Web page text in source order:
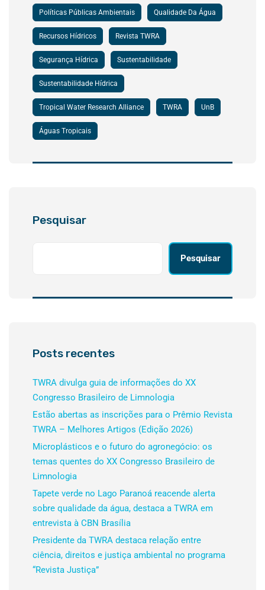
Políticas Públicas Ambientais Qualidade Da Água
Recursos Hídricos Revista TWRA
Segurança Hídrica Sustentabilidade
Sustentabilidade Hídrica
Tropical Water Research Alliance TWRA UnB
Águas Tropicais
Pesquisar
Pesquisar
Posts recentes
TWRA divulga guia de informações do XX
Congresso Brasileiro de Limnologia
Estão abertas as inscrições para o Prêmio Revista
TWRA – Melhores Artigos (Edição 2026)
Microplásticos e o futuro do agronegócio: os
temas quentes do XX Congresso Brasileiro de
Limnologia
Tapete verde no Lago Paranoá reacende alerta
sobre qualidade da água, destaca a TWRA em
entrevista à CBN Brasília
Presidente da TWRA destaca relação entre
ciência, direitos e justiça ambiental no programa
“Revista Justiça”